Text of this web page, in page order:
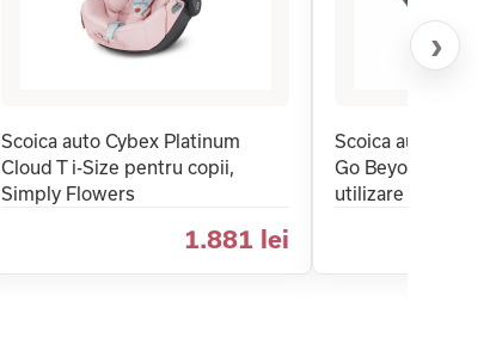
Scoica auto Cybex Platinum
Cloud T i-Size pentru copii,
Simply Flowers
1.881 lei
Scoica auto
Go Beyond 2,
utilizare in avion,
›